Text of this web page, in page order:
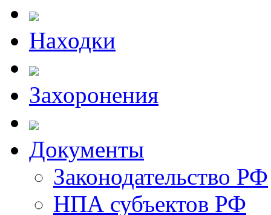
Находки
Захоронения
Документы
Законодательство РФ
НПА субъектов РФ